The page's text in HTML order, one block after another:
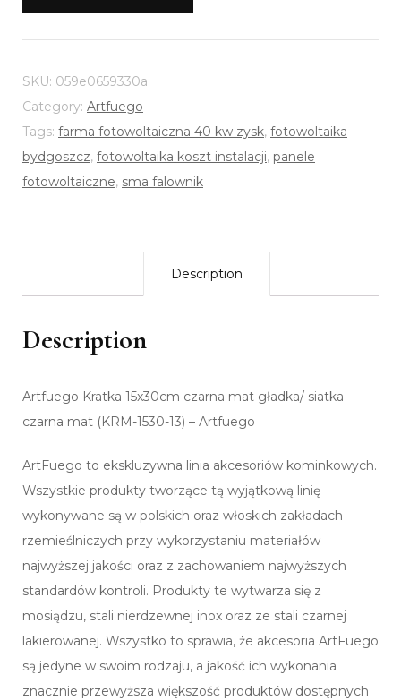
SKU: 059e0659330a
Category: Artfuego
Tags: farma fotowoltaiczna 40 kw zysk, fotowoltaika
bydgoszcz, fotowoltaika koszt instalacji, panele
fotowoltaiczne, sma falownik
Description
Description
Artfuego Kratka 15x30cm czarna mat gładka/ siatka
czarna mat (KRM-1530-13) – Artfuego
ArtFuego to ekskluzywna linia akcesoriów kominkowych.
Wszystkie produkty tworzące tą wyjątkową linię
wykonywane są w polskich oraz włoskich zakładach
rzemieślniczych przy wykorzystaniu materiałów
najwyższej jakości oraz z zachowaniem najwyższych
standardów kontroli. Produkty te wytwarza się z
mosiądzu, stali nierdzewnej inox oraz ze stali czarnej
lakierowanej. Wszystko to sprawia, że akcesoria ArtFuego
są jedyne w swoim rodzaju, a jakość ich wykonania
znacznie przewyższa większość produktów dostępnych